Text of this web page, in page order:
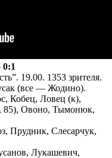
19.00. 1353 зрителя.
(все — Жодино).
Кобец, Ловец (к),
85), Овоно, Тымонюк,
Прудник, Слесарчук,
Лукашевич,